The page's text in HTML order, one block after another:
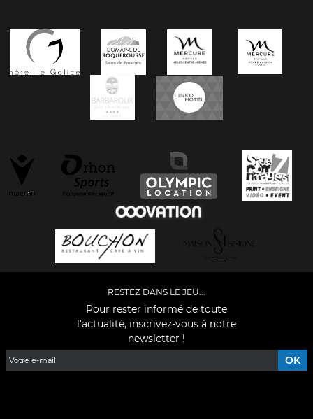
RESTEZ DANS LE JEU...
Pour rester informé de toute
l'actualité, inscrivez-vous à notre
newsletter !